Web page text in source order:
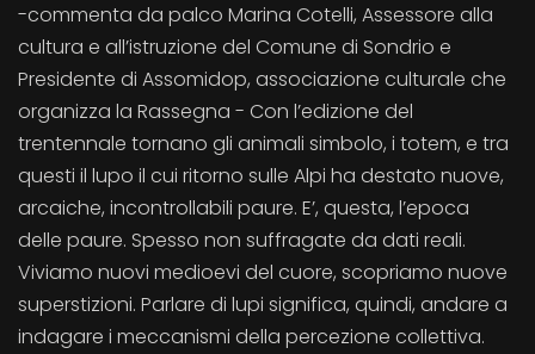
-commenta da palco Marina Cotelli, Assessore alla
cultura e all’istruzione del Comune di Sondrio e
Presidente di Assomidop, associazione culturale che
organizza la Rassegna - Con l’edizione del
trentennale tornano gli animali simbolo, i totem, e tra
questi il lupo il cui ritorno sulle Alpi ha destato nuove,
arcaiche, incontrollabili paure. E’, questa, l’epoca
delle paure. Spesso non suffragate da dati reali.
Viviamo nuovi medioevi del cuore, scopriamo nuove
superstizioni. Parlare di lupi significa, quindi, andare a
indagare i meccanismi della percezione collettiva.